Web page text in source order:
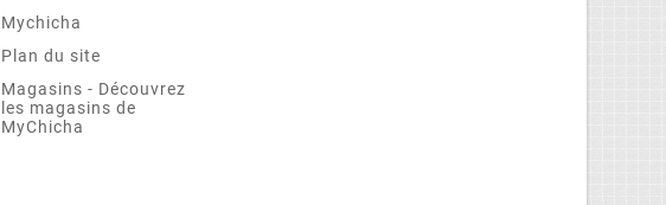
Mychicha
Plan du site
Magasins - Découvrez
les magasins de
MyChicha